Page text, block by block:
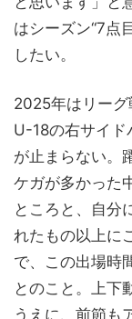
はシーズン“7点
したい。
2025年はリー
U-18の右サイド
が止まらない。
ケガが多かった
ところと、自分
れたもの以上に
で、この出場時
とのこと。上下
うえに、前節も